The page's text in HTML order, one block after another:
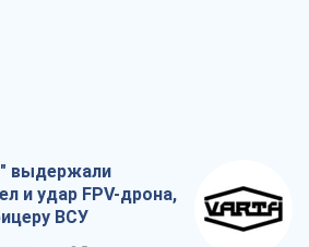
выдержали
и удар FPV-дрона,
ВСУ